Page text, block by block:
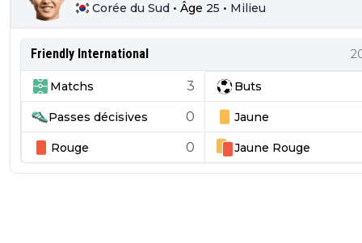
Corée du Sud • Âge 25 • Milieu
Friendly International
Matchs 3 Buts
Passes décisives 0 Jaune
Rouge 0 Jaune Rouge